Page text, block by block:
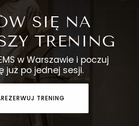
SIĘ NA
TRENING
w Warszawie i poczuj
już po jednej sesji.
TRENING